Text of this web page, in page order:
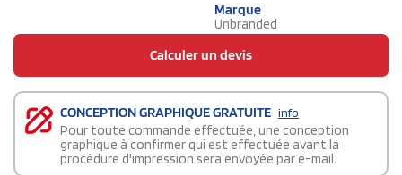
Marque
Unbranded
Calculer un devis
CONCEPTION GRAPHIQUE GRATUITE info
Pour toute commande effectuée, une conception
graphique à confirmer qui est effectuée avant la
procédure d'impression sera envoyée par e-mail.